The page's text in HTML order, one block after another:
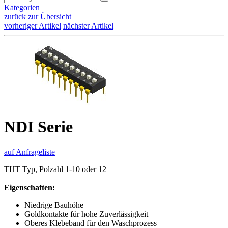
Kategorien
zurück zur Übersicht
vorheriger Artikel nächster Artikel
NDI Serie
auf Anfrageliste
THT Typ, Polzahl 1-10 oder 12
Eigenschaften:
Niedrige Bauhöhe
Goldkontakte für hohe Zuverlässigkeit
Oberes Klebeband für den Waschprozess